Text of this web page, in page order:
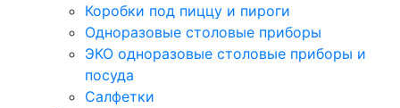
Коробки под пиццу и пироги
Одноразовые столовые приборы
ЭКО одноразовые столовые приборы и
посуда
Салфетки